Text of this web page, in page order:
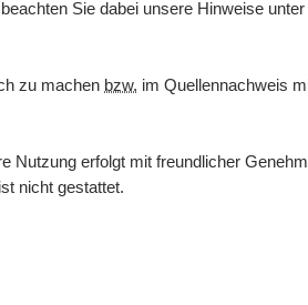
Sie dabei unsere Hinweise
zu machen bzw. im Quellennachweis
erfolgt mit freundlicher
nicht gestattet.